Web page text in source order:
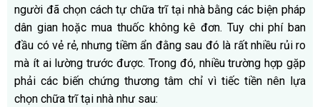
người đã chọn cách tự chữa trĩ tại nhà bằng các biện pháp
dân gian hoặc mua thuốc không kê đơn. Tuy chi phí ban
đầu có vẻ rẻ, nhưng tiềm ẩn đằng sau đó là rất nhiều rủi ro
mà ít ai lường trước được. Trong đó, nhiều trường hợp gặp
phải các biến chứng thương tâm chỉ vì tiếc tiền nên lựa
chọn chữa trĩ tại nhà như sau: